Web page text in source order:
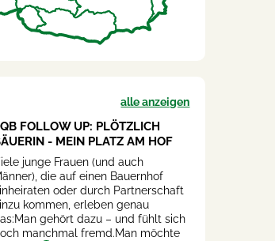
alle anzeigen
FOLLOW UP: PLÖTZLICH
- MEIN PLATZ AM HOF
junge Frauen (und auch
die auf einen Bauernhof
oder durch Partnerschaft
kommen, erleben genau
gehört dazu – und fühlt sich
manchmal fremd.Man möchte